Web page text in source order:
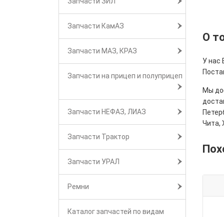
Запчасти КамАЗ
Запчасти МАЗ, КРАЗ
Запчасти на прицеп и полуприцеп
Запчасти НЕФАЗ, ЛИАЗ
Запчасти Трактор
Запчасти УРАЛ
Ремни
Каталог запчастей по видам
О
У нас
Мы
Чита,